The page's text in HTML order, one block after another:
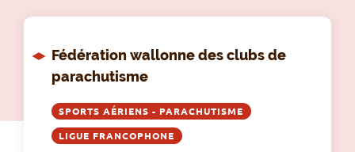
Fédération wallonne des clubs de
parachutisme
SPORTS AÉRIENS - PARACHUTISME
LIGUE FRANCOPHONE